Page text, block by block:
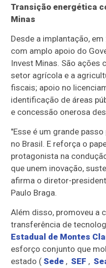
Transição energética
Minas
Desde a implantação,
com amplo apoio do
Invest Minas. São ações
setor agrícola e a
fiscais; apoio no
identificação de áreas
e concessão onerosa
"Esse é um grande
no Brasil. E reforça o
protagonista na
que unem inovação,
afirma o diretor-
Paulo Braga.
Além disso, promoveu a
transferência de
Estadual de Montes
esforço conjunto que
estado (Sede ,SEF ,